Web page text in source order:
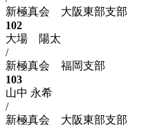
新極真会 大阪東部支部
102
大場 陽太
/
新極真会 福岡支部
103
山中 永希
/
新極真会 大阪東部支部